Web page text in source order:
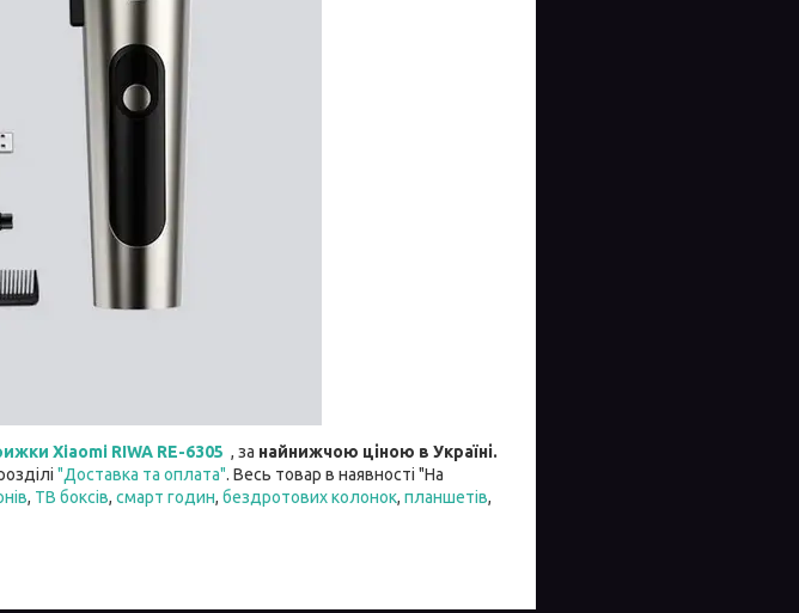
Xiaomi RIWA RE-6305 , за найнижчою ціною в Україні.
"Доставка та оплата". Весь товар в наявності "На
, ТВ боксів, смарт годин, бездротових колонок, планшетів,